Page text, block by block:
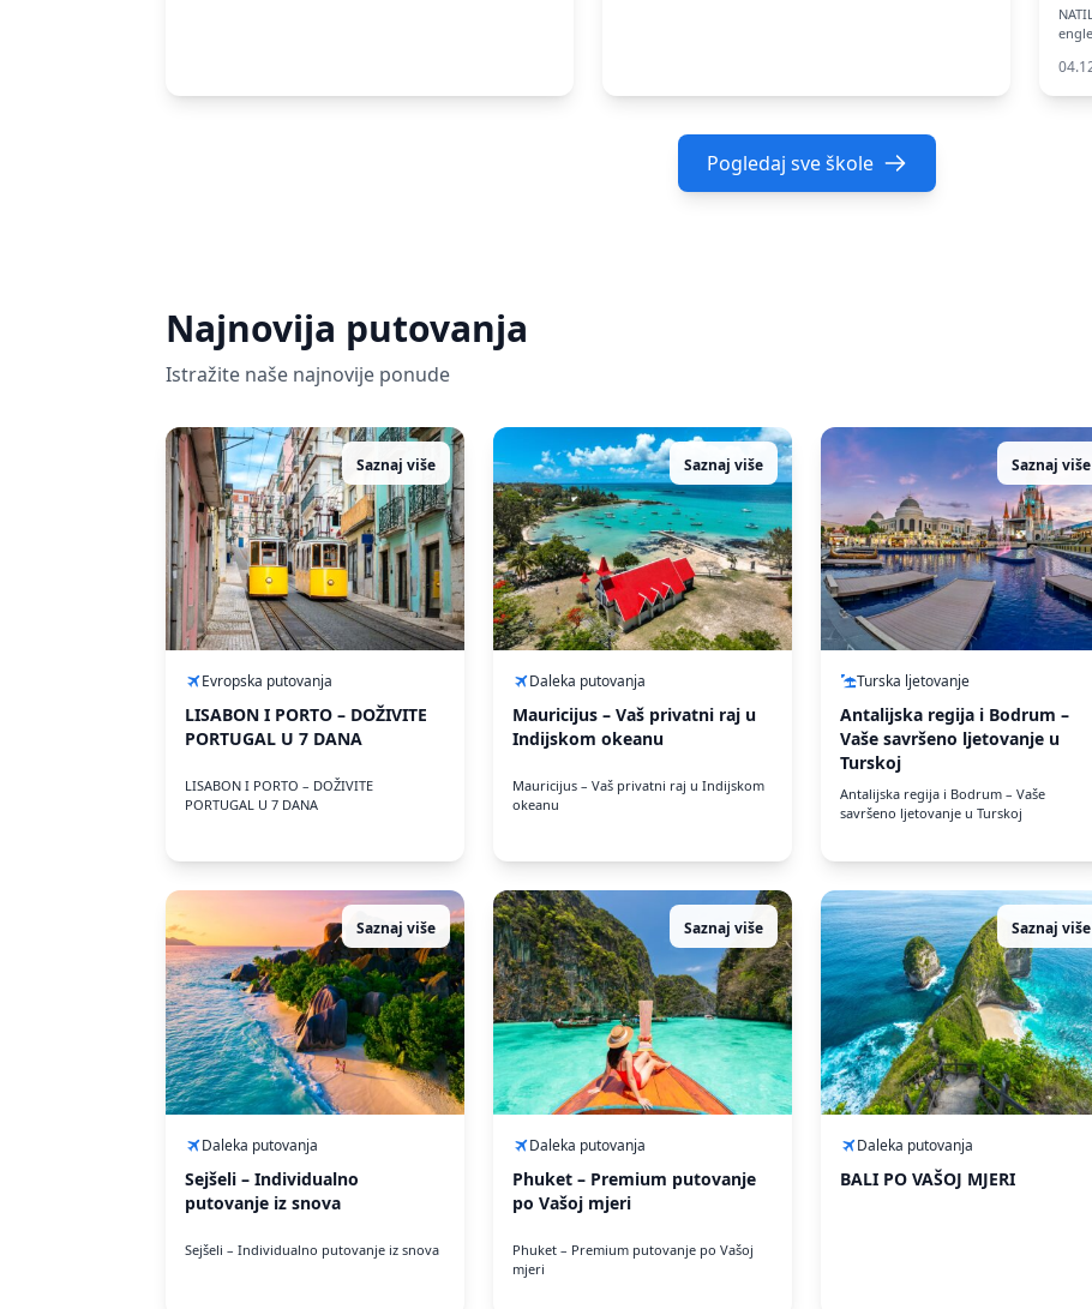
Pogledaj sve škole
Najnovija putovanja
Istražite naše najnovije ponude
Saznaj više
Evropska putovanja
LISABON I PORTO – DOŽIVITE
PORTUGAL U 7 DANA
LISABON I PORTO – DOŽIVITE
PORTUGAL U 7 DANA
Saznaj više
Daleka putovanja
Mauricijus – Vaš privatni raj u
Indijskom okeanu
Mauricijus – Vaš privatni raj u Indijskom
okeanu
Saznaj više
Turska ljetovanje
Antalijska regija i Bodrum –
Vaše savršeno ljetovanje u
Turskoj
Antalijska regija i Bodrum – Vaše
savršeno ljetovanje u Turskoj
Saznaj više
Daleka putovanja
Sejšeli – Individualno
putovanje iz snova
Sejšeli – Individualno putovanje iz snova
Saznaj više
Daleka putovanja
Phuket – Premium putovanje
po Vašoj mjeri
Phuket – Premium putovanje po Vašoj
mjeri
Saznaj više
Daleka putovanja
BALI PO VAŠOJ MJERI